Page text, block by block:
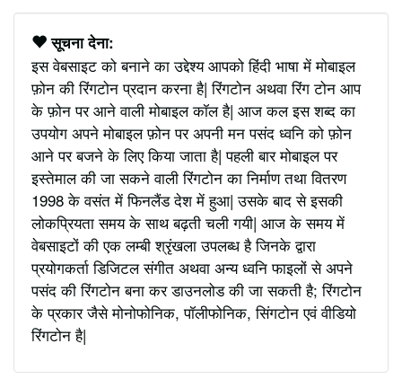
सूचना देना:
इस वेबसाइट को बनाने का उद्देश्य आपको हिंदी भाषा में मोबाइल
फ़ोन की रिंगटोन प्रदान करना है| रिंगटोन अथवा रिंग टोन आप
के फ़ोन पर आने वाली मोबाइल कॉल है| आज कल इस शब्द का
उपयोग अपने मोबाइल फ़ोन पर अपनी मन पसंद ध्वनि को फ़ोन
आने पर बजने के लिए किया जाता है| पहली बार मोबाइल पर
इस्तेमाल की जा सकने वाली रिंगटोन का निर्माण तथा वितरण
1998 के वसंत में फिनलैंड देश में हुआ| उसके बाद से इसकी
लोकप्रियता समय के साथ बढ़ती चली गयी| आज के समय में
वेबसाइटों की एक लम्बी श्रृंखला उपलब्ध है जिनके द्वारा
प्रयोगकर्ता डिजिटल संगीत अथवा अन्य ध्वनि फाइलों से अपने
पसंद की रिंगटोन बना कर डाउनलोड की जा सकती है; रिंगटोन
के प्रकार जैसे मोनोफोनिक, पॉलीफोनिक, सिंगटोन एवं वीडियो
रिंगटोन है|